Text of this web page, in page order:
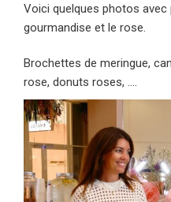
Voici quelques photos avec
gourmandise et le rose.
Brochettes de meringue,
rose, donuts roses, ….